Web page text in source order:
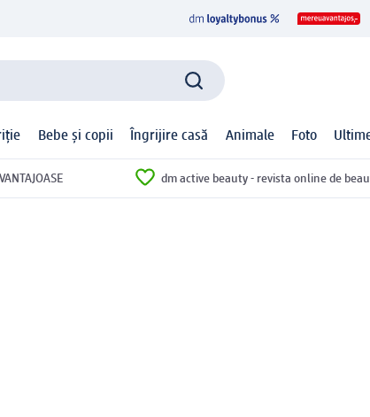
Bebe și copii Îngrijire casă Animale Foto
dm active beauty - revista online de